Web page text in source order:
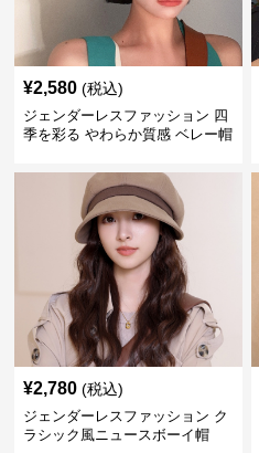
¥2,580 (税込)
ジェンダーレスファッション 四
季を彩る やわらか質感 ベレー帽
¥2,780 (税込)
ジェンダーレスファッション ク
ラシック風ニュースボーイ帽